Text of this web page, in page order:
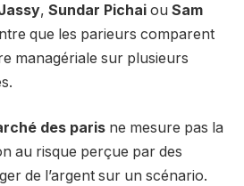
, Sundar Pichai ou Sam
que les parieurs comparent
managériale sur plusieurs
des paris ne mesure pas la
au risque perçue par des
de l’argent sur un scénario.